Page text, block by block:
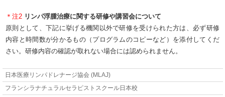
＊注2 リンパ浮腫治療に関する研修や講習会について
原則として、下記に挙げる機関以外で研修を受けられた方は、必ず研修
内容と時間数が分かるもの（プログラムのコピーなど）を添付してくだ
さい。研修内容の確認が取れない場合には認められません。
日本医療リンパドレナージ協会 (MLAJ)
フランシラナチュラルセラピストスクール日本校